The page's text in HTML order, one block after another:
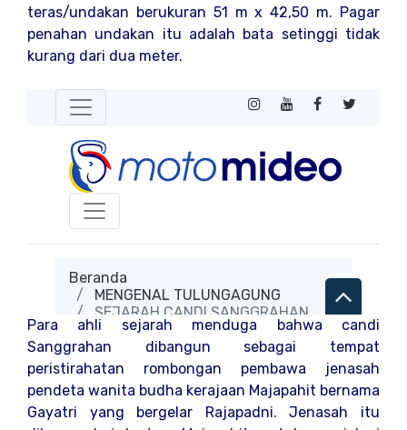
teras/undakan berukuran 51 m x 42,50 m. Pagar
penahan undakan itu adalah bata setinggi tidak
kurang dari dua meter.
Para ahli sejarah menduga bahwa candi
Sanggrahan dibangun sebagai tempat
peristirahatan rombongan pembawa jenasah
pendeta wanita budha kerajaan Majapahit bernama
Gayatri yang bergelar Rajapadni. Jenasah itu